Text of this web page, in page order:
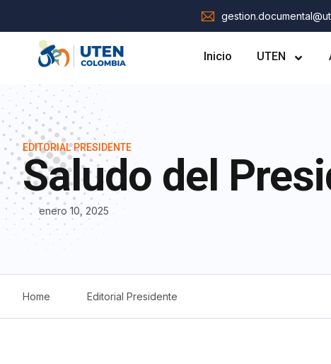
Inicio UTEN
EDITORIAL PRESIDENTE
Saludo del
enero 10, 2025
Home Editorial Presidente